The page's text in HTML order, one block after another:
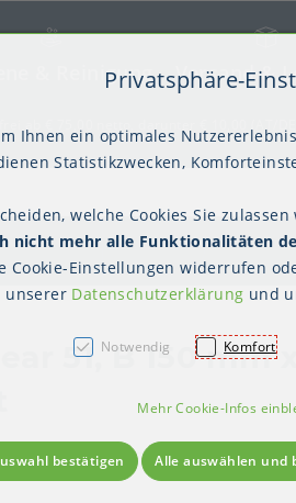
Tisch Gastroverpackungen
& Reinigung
(PSA)
Versand &
Palettensicherung Polstern
Einweghauben
51, B 150 mm
Privatsphäre-
Ihnen ein optimales
Statistikzwecken,
welche Cookies Sie zulassen
nicht mehr alle Funktionalitäten
Cookie-Einstellungen widerrufen
unserer Datenschutzerklärung und
Notwendig Komfort
Mehr Cookie-Infos
bestätigen Alle auswählen und